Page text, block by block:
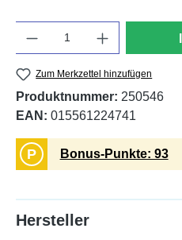
Zum Merkzettel hinzufügen
Produktnummer: 250546
EAN: 015561224741
P Bonus-Punkte: 93
Hersteller